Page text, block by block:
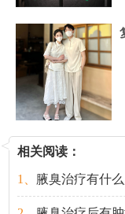
< 相关阅读：
1、 腋臭治疗有什